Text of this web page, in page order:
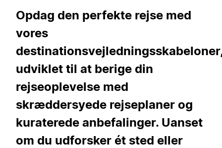
Opdag den perfekte rejse med
vores
udviklet til at berige din
rejseoplevelse med
skræddersyede rejseplaner og
kuraterede anbefalinger. Uanset
om du udforsker ét sted eller